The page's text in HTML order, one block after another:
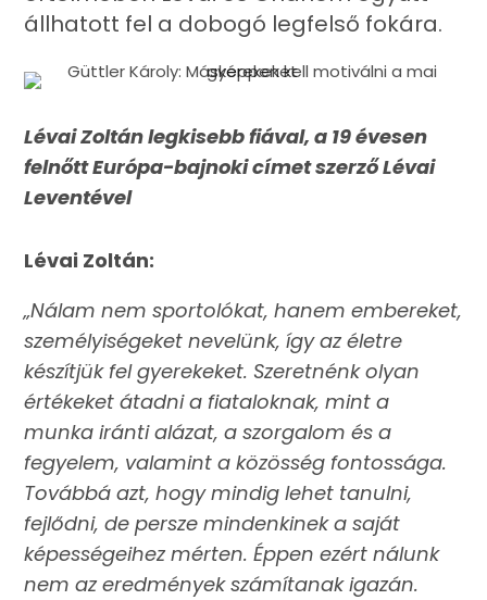
állhatott fel a dobogó legfelső fokára.
Lévai Zoltán legkisebb fiával, a 19 évesen
felnőtt Európa-bajnoki címet szerző Lévai
Leventével
Lévai Zoltán:
„Nálam nem sportolókat, hanem embereket,
személyiségeket nevelünk, így az életre
készítjük fel gyerekeket. Szeretnénk olyan
értékeket átadni a fiataloknak, mint a
munka iránti alázat, a szorgalom és a
fegyelem, valamint a közösség fontossága.
Továbbá azt, hogy mindig lehet tanulni,
fejlődni, de persze mindenkinek a saját
képességeihez mérten. Éppen ezért nálunk
nem az eredmények számítanak igazán.